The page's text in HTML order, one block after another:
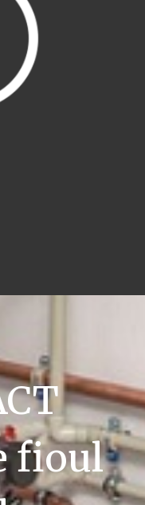
fioul